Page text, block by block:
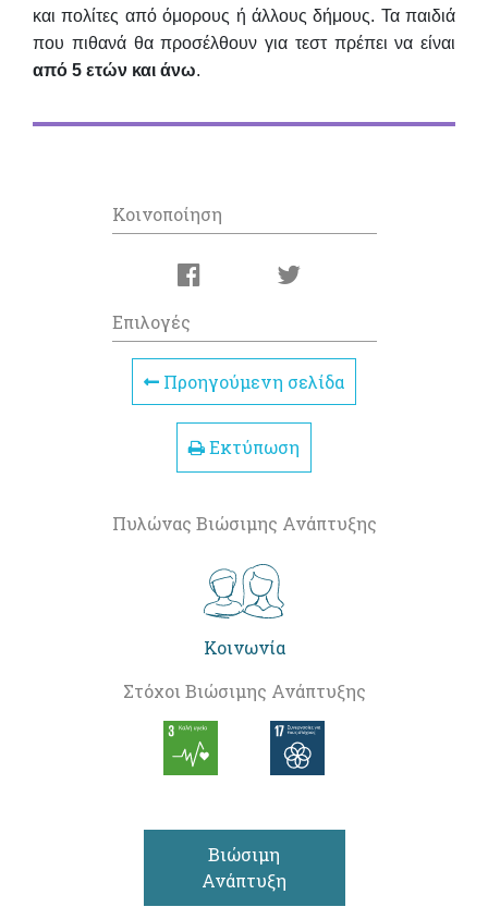
και πολίτες από όμορους ή άλλους δήμους. Τα παιδιά
που πιθανά θα προσέλθουν για τεστ πρέπει να είναι
από 5 ετών και άνω.
Κοινοποίηση
Επιλογές
Προηγούμενη σελίδα
Εκτύπωση
Πυλώνας Βιώσιμης Ανάπτυξης
Κοινωνία
Στόχοι Βιώσιμης Ανάπτυξης
Βιώσιμη
Ανάπτυξη